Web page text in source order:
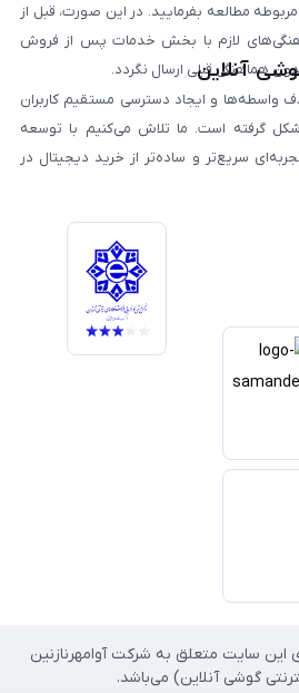
مطالعه بفرمایید. در این صورت، قبل از
لازم با بخش خدمات پس از فروش
هماهنگی قبلی ارسال نگردد.
آنلاین
واسطه‌ها و ایجاد دسترسی مستقیم کاربران
گرفته است. ما تلاش می‌کنیم با توسعه
سریع‌تر و ساده‌تر از خرید دیجیتال در
قابل اعتماد برای خرید کالای دیجیتال،
مسیر ما را روشن‌تر می‌کند. ما باور
به کسب‌وکارهایی است که صداقت و شفافیت
آنلاین با تکیه بر تجربه و تخصص، با قدرت به
می‌کند.
سایت متعلق به شرکت آوامهرنازنین
گوشی آنلاین) می‌باشد.